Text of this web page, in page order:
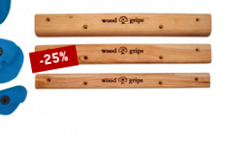
-25%